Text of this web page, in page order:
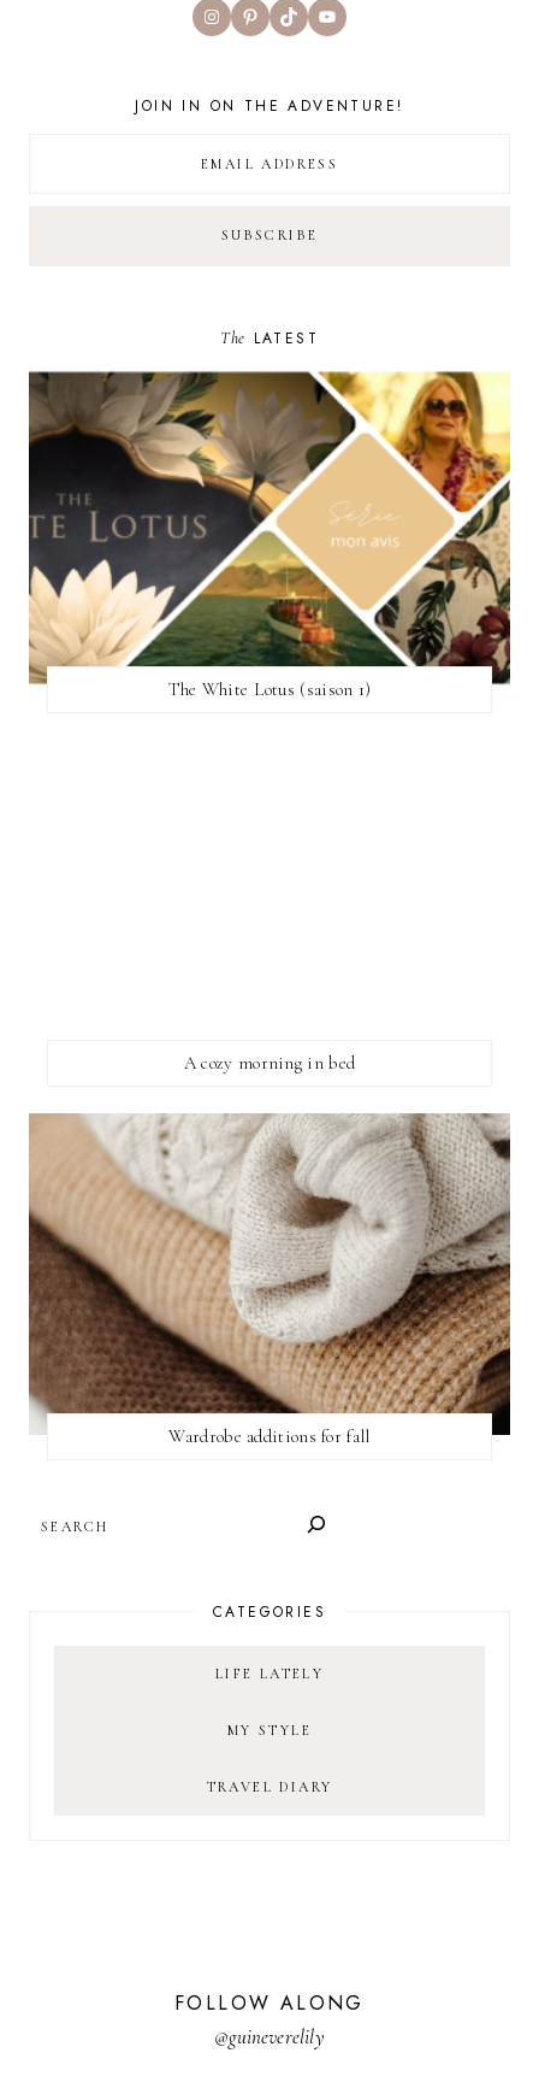
InstagramPinterest
TikTokYouTube
JOIN IN ON THE ADVENTURE!
The LATEST
The White Lotus (saison 1)
A cozy morning in bed
Wardrobe additions for fall
CATEGORIES
LIFE LATELY
MY STYLE
TRAVEL DIARY
FOLLOW ALONG
@guineverelily